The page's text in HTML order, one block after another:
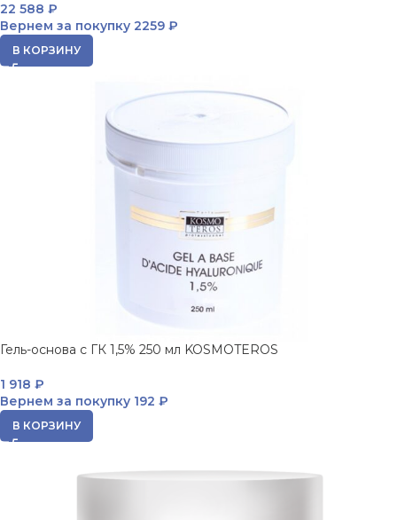
22 588 ₽
Вернем за покупку 2259 ₽
В КОРЗИНУ
Гель-основа с ГК 1,5% 250 мл KOSMOTEROS
1 918 ₽
Вернем за покупку 192 ₽
В КОРЗИНУ